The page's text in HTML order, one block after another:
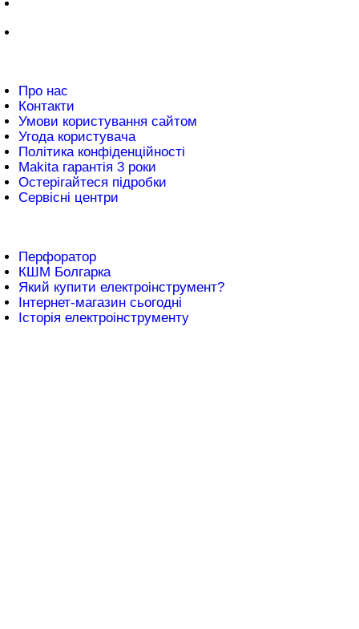
Про нас
Контакти
Умови користування сайтом
Угода користувача
Політика конфіденційності
Makita гарантія 3 роки
Остерігайтеся підробки
Сервісні центри
Перфоратор
КШМ Болгарка
Який купити електроінструмент?
Інтернет-магазин сьогодні
Історія електроінструменту